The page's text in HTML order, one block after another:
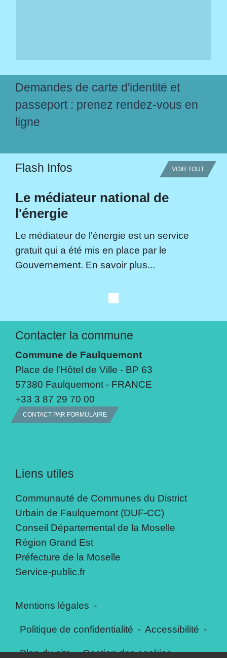
Demandes de carte d'identité et
passeport : prenez rendez-vous en
ligne
Flash Infos VOIR TOUT
Le médiateur national de
l'énergie
Le médiateur de l'énergie est un service
gratuit qui a été mis en place par le
Gouvernement. En savoir plus...
Contacter la commune
Commune de Faulquemont
Place de l'Hôtel de Ville - BP 63
57380 Faulquemont - FRANCE
+33 3 87 29 70 00
CONTACT PAR FORMULAIRE
Liens utiles
Communauté de Communes du District
Urbain de Faulquemont (DUF-CC)
Conseil Départemental de la Moselle
Région Grand Est
Préfecture de la Moselle
Service-public.fr
Mentions légales -
Politique de confidentialité - Accessibilité -
Plan du site - Gestion des cookies